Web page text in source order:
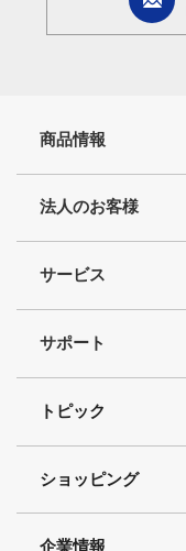
商品情報
法人のお客様
サービス
サポート
トピック
ショッピング
企業情報